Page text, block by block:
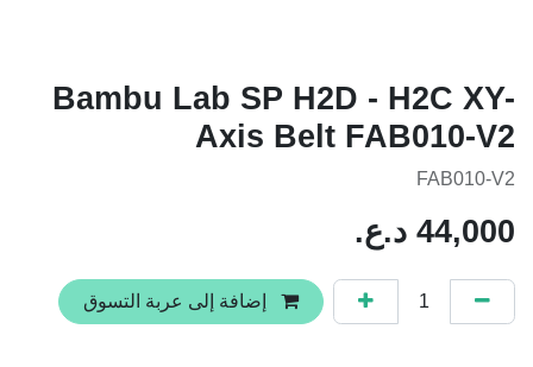
Bambu Lab SP H2D - H2C XY-
Axis Belt FAB010-V2
FAB010-V2
44,000 د.ع.
إضافة إلى عربة التسوق